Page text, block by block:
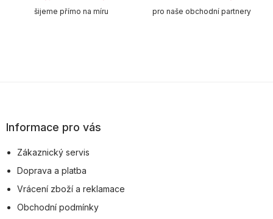
šijeme přímo na míru pro naše obchodní partnery
pInformace pro vás
Zákaznický servis
Doprava a platba
Vrácení zboží a reklamace
Obchodní podmínky